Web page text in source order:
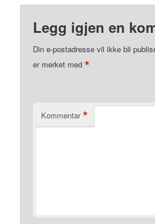
Legg igjen en
Din e-postadresse vil ikke bli
er merket med*
Kommentar *